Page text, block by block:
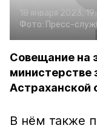
18 января 2023,
Фото: Пресс-
Совещание на
министерстве
Астраханской
В нём также